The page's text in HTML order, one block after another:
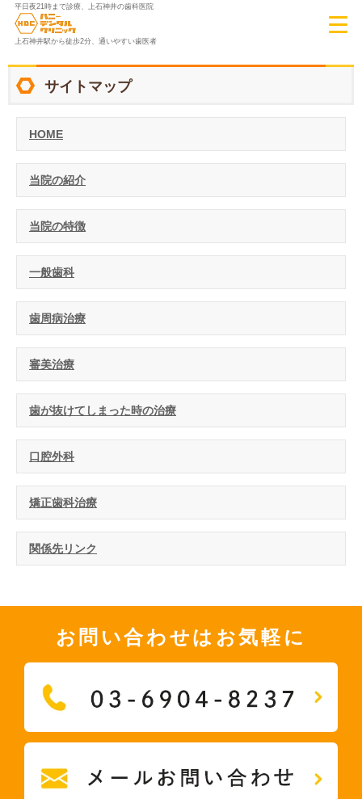
平日夜21時まで診療、上石神井の歯科医院
上石神井駅から徒歩2分、通いやすい歯医者
サイトマップ
HOME
当院の紹介
当院の特徴
一般歯科
歯周病治療
審美治療
歯が抜けてしまった時の治療
口腔外科
矯正歯科治療
関係先リンク
お問い合わせはお気軽に